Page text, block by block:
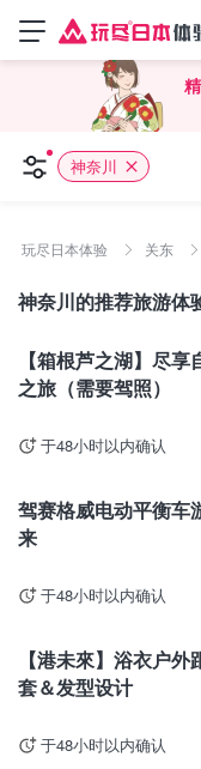
神奈川
玩尽日本体验 关东
神奈川的推荐旅游体
神奈川
【箱根芦之湖】尽
之旅（需要驾照）
于48小时以内确认
驾赛格威电动平衡车
来
于48小时以内确认
【港未來】浴衣户
套＆发型设计
于48小时以内确认